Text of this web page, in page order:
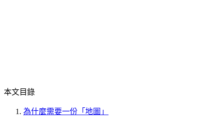
本文目錄
為什麼需要一份「地圖」